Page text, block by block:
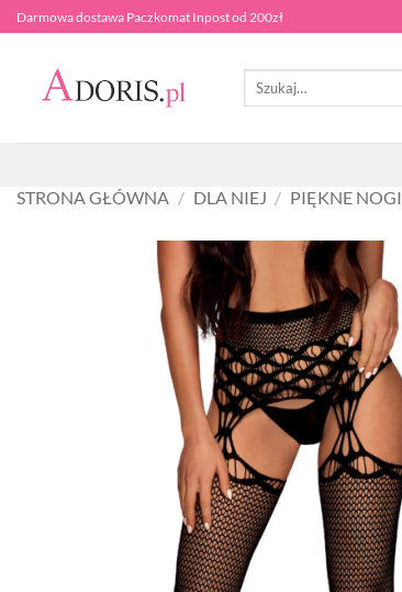
Przewiń
do
zawartości
Darmowa dostawa Paczkomat Inpost od 200zł
Szukaj:
STRONA GŁÓWNA / DLA NIEJ / PIĘKNE NOGI